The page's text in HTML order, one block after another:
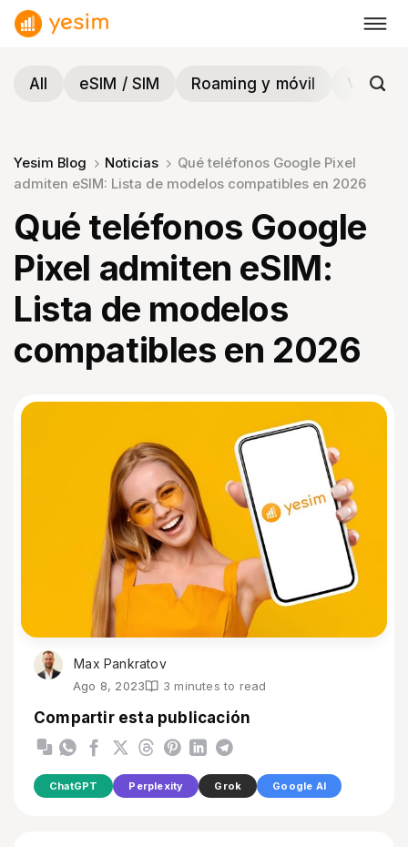
Saltar
All
eSIM / SIM Roaming y móvil Viajes
Yesim Blog Noticias
Qué teléfonos Google Pixel
admiten eSIM: Lista de modelos compatibles en 2026
Qué teléfonos Google
Pixel admiten eSIM:
Lista de modelos
compatibles en 2026
Max Pankratov
Ago 8, 2023 3 minutes to read
Compartir esta publicación
ChatGPT Perplexity Grok Google AI